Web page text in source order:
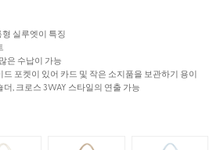
형 실루엣이 특징
은 수납이 가능
드 포켓이 있어 카드 및 작은 소지품을 보관하기 용이
더, 크로스 3WAY 스타일의 연출 가능